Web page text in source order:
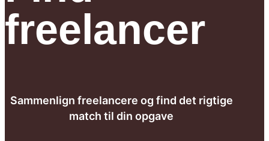
freelancer
Sammenlign freelancere og find det rigtige
match til din opgave